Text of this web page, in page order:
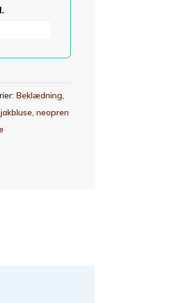
Beklædning,
, neopren